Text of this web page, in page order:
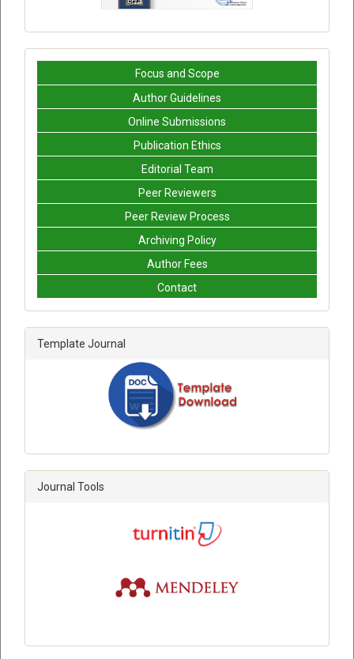
Focus and Scope
Author Guidelines
Online Submissions
Publication Ethics
Editorial Team
Peer Reviewers
Peer Review Process
Archiving Policy
Author Fees
Contact
Template Journal
Journal Tools